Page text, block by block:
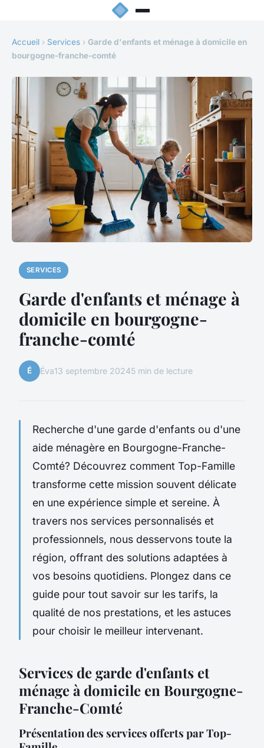
Accueil › Services › Garde d'enfants et ménage à domicile en
bourgogne-franche-comté
SERVICES
Garde d'enfants et ménage à
domicile en bourgogne-
franche-comté
É Éva13 septembre 20245 min de lecture
Recherche d'une garde d'enfants ou d'une
aide ménagère en Bourgogne-Franche-
Comté? Découvrez comment Top-Famille
transforme cette mission souvent délicate
en une expérience simple et sereine. À
travers nos services personnalisés et
professionnels, nous desservons toute la
région, offrant des solutions adaptées à
vos besoins quotidiens. Plongez dans ce
guide pour tout savoir sur les tarifs, la
qualité de nos prestations, et les astuces
pour choisir le meilleur intervenant.
Services de garde d'enfants et
ménage à domicile en Bourgogne-
Franche-Comté
Présentation des services offerts par Top-